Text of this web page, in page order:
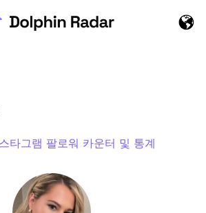
타그램 팔로워 카운터 및 통계